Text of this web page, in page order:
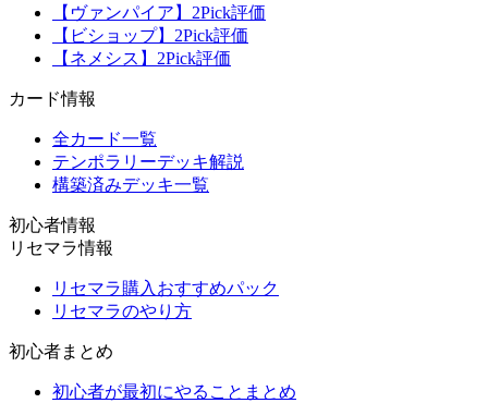
【ヴァンパイア】2Pick評価
【ビショップ】2Pick評価
【ネメシス】2Pick評価
カード情報
全カード一覧
テンポラリーデッキ解説
構築済みデッキ一覧
初心者情報
リセマラ情報
リセマラ購入おすすめパック
リセマラのやり方
初心者まとめ
初心者が最初にやることまとめ